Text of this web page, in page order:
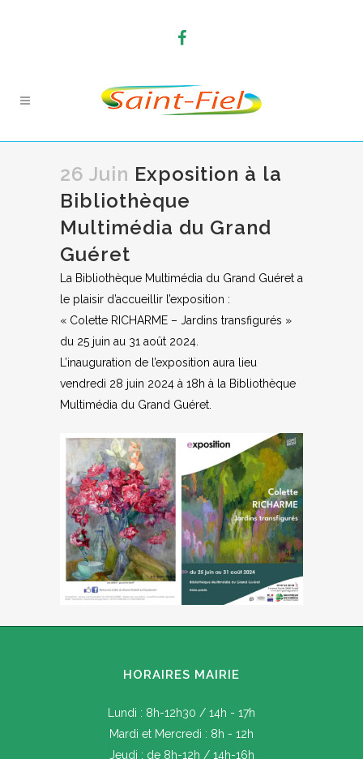
26 Juin Exposition à la
Bibliothèque
Multimédia du Grand
Guéret
La Bibliothèque Multimédia du Grand Guéret a
le plaisir d’accueillir l’exposition :
« Colette RICHARME – Jardins transfigurés »
du 25 juin au 31 août 2024.
L’inauguration de l’exposition aura lieu
vendredi 28 juin 2024 à 18h à la Bibliothèque
Multimédia du Grand Guéret.
HORAIRES MAIRIE
Lundi : 8h-12h30 / 14h - 17h
Mardi et Mercredi : 8h - 12h
Jeudi : de 8h-12h / 14h-16h